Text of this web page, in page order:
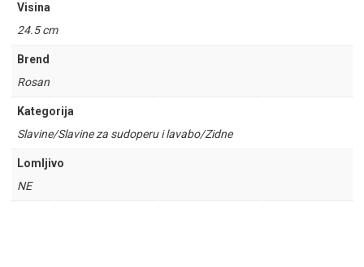
Visina
24.5 cm
Brend
Rosan
Kategorija
Slavine/Slavine za sudoperu i lavabo/Zidne
Lomljivo
NE